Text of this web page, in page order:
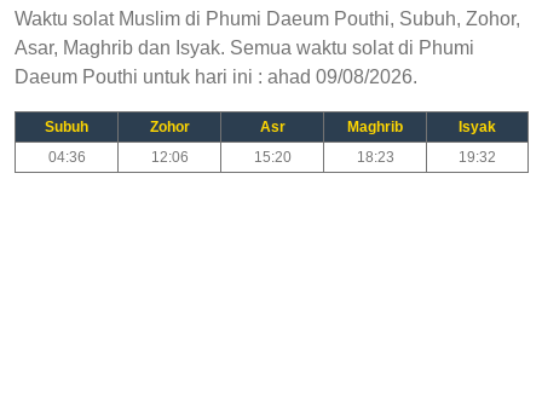
Waktu solat Muslim di Phumi Daeum Pouthi, Subuh, Zohor,
Asar, Maghrib dan Isyak. Semua waktu solat di Phumi
Daeum Pouthi untuk hari ini : ahad 09/08/2026.
Subuh Zohor Asr Maghrib
Isyak
04:36
12:06 15:20 18:23 19:32